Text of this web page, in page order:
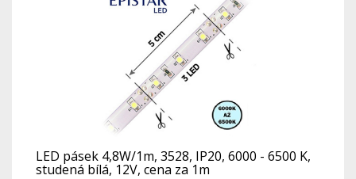
LED pásek 4,8W/1m, 3528, IP20, 6000 - 6500 K,
studená bílá, 12V, cena za 1m